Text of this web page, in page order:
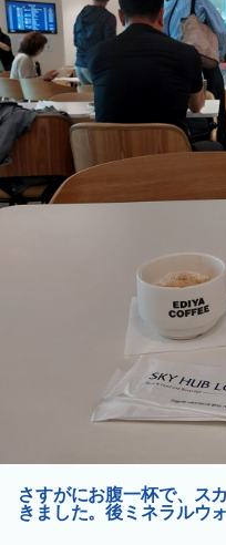
さすがにお腹一杯で、ス
きました。後ミネラルウ